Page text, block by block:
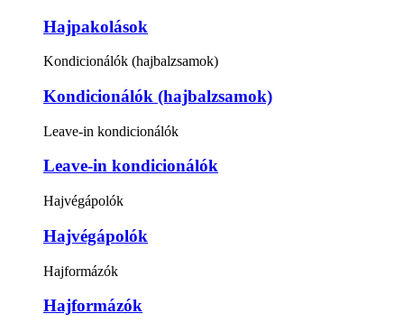
Hajpakolások
Kondicionálók (hajbalzsamok)
Kondicionálók (hajbalzsamok)
Leave-in kondicionálók
Leave-in kondicionálók
Hajvégápolók
Hajvégápolók
Hajformázók
Hajformázók